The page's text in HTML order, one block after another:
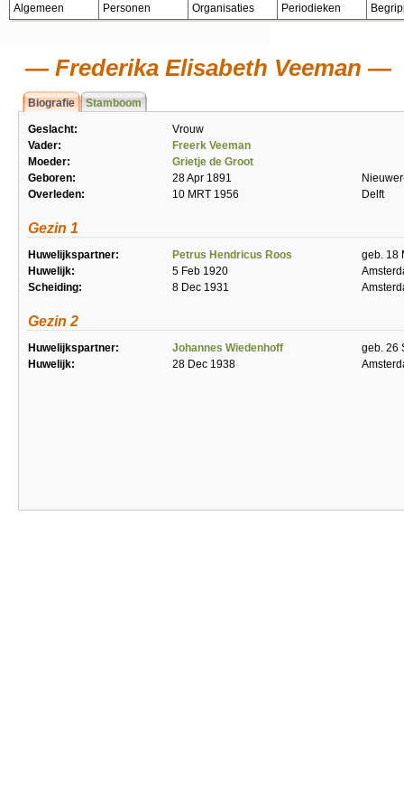
Algemeen Personen Organisaties Periodieken
Frederika Elisabeth Veeman
Biografie Stamboom
Geslacht:
Vrouw
Vader:
Freerk Veeman
Moeder:
Grietje de Groot
Geboren:
28 Apr 1891
Overleden:
10 MRT 1956 Delft
Gezin 1
Huwelijkspartner: Petrus Hendricus Roos
geb. 18
Huwelijk:
5 Feb 1920
Scheiding:
8 Dec 1931
Gezin 2
Huwelijkspartner: Johannes Wiedenhoff
geb. 26
Huwelijk:
28 Dec 1938